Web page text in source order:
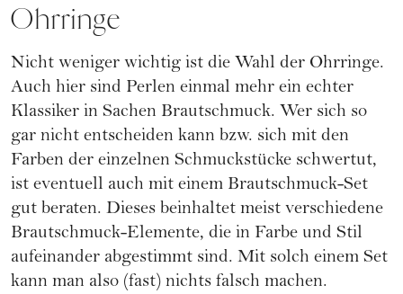
Ohrringe
Nicht weniger wichtig ist die Wahl der Ohrringe.
Auch hier sind Perlen einmal mehr ein echter
Klassiker in Sachen Brautschmuck. Wer sich so
gar nicht entscheiden kann bzw. sich mit den
Farben der einzelnen Schmuckstücke schwertut,
ist eventuell auch mit einem Brautschmuck-Set
gut beraten. Dieses beinhaltet meist verschiedene
Brautschmuck-Elemente, die in Farbe und Stil
aufeinander abgestimmt sind. Mit solch einem Set
kann man also (fast) nichts falsch machen.